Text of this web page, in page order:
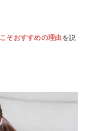
そおすすめの理由を説